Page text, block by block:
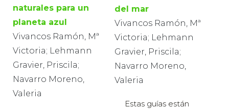
naturales para un
planeta azul
Vivancos Ramón, Mª
Victoria; Lehmann
Gravier, Priscila;
Navarro Moreno,
Valeria
del mar
Vivancos Ramón, Mª
Victoria; Lehmann
Gravier, Priscila;
Navarro Moreno,
Valeria
Estas guías están